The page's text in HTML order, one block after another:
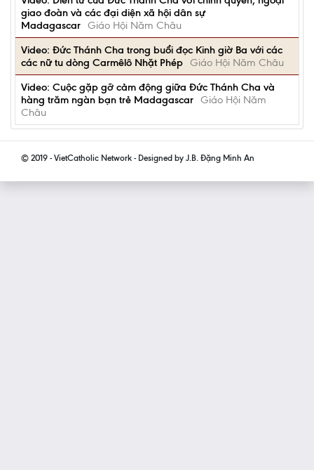
giao đoàn và các đại diện xã hội dân sự
Madagascar Giáo Hội Năm Châu
Video: Đức Thánh Cha trong buổi đọc Kinh giờ Ba với các
các nữ tu dòng Carmêlô Nhặt Phép Giáo Hội Năm Châu
Video: Cuộc gặp gỡ cảm động giữa Đức Thánh Cha và
hàng trăm ngàn bạn trẻ Madagascar Giáo Hội Năm
Châu
© 2019 - VietCatholic Network - Designed by J.B. Đặng Minh An